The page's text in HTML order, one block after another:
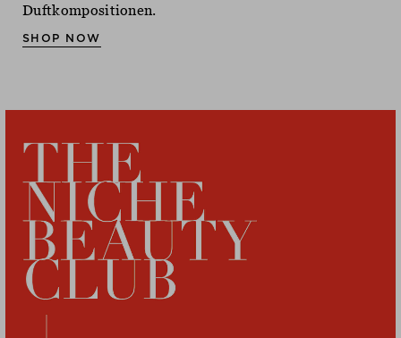
Duftkompositionen.
SHOP NOW
Duftkompositionen.
SHOP NOW
Duftkompositionen.
SHOP NOW